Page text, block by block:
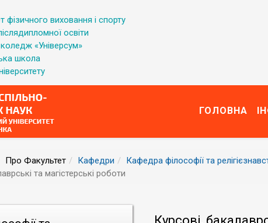
фізичного виховання і спорту
освіти
«Універсум»
школа
ГОЛОВНА
Про Факультет Кафедри Кафедра філософії та
та магістерські роботи